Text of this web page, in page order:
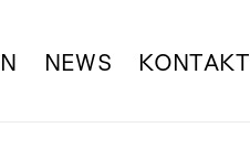
NEWS KONTAKT